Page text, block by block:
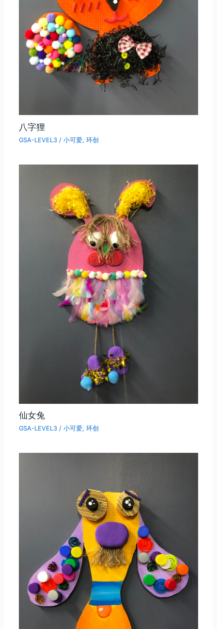
八字狸
GSA-LEVEL3 /小可爱,环创
仙女兔
GSA-LEVEL3 /小可爱,环创